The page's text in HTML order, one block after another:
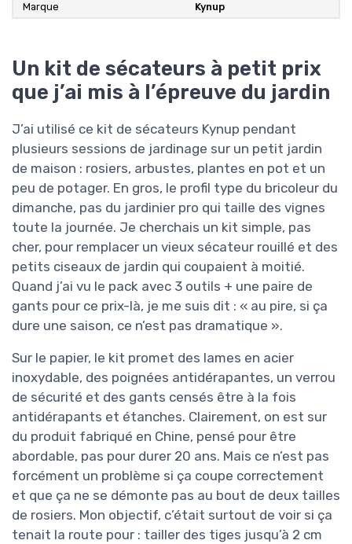
Marque Kynup
Un kit de sécateurs à petit prix
que j’ai mis à l’épreuve du jardin
J’ai utilisé ce kit de sécateurs Kynup pendant
plusieurs sessions de jardinage sur un petit jardin
de maison : rosiers, arbustes, plantes en pot et un
peu de potager. En gros, le profil type du bricoleur du
dimanche, pas du jardinier pro qui taille des vignes
toute la journée. Je cherchais un kit simple, pas
cher, pour remplacer un vieux sécateur rouillé et des
petits ciseaux de jardin qui coupaient à moitié.
Quand j’ai vu le pack avec 3 outils + une paire de
gants pour ce prix-là, je me suis dit : « au pire, si ça
dure une saison, ce n’est pas dramatique ».
Sur le papier, le kit promet des lames en acier
inoxydable, des poignées antidérapantes, un verrou
de sécurité et des gants censés être à la fois
antidérapants et étanches. Clairement, on est sur
du produit fabriqué en Chine, pensé pour être
abordable, pas pour durer 20 ans. Mais ce n’est pas
forcément un problème si ça coupe correctement
et que ça ne se démonte pas au bout de deux tailles
de rosiers. Mon objectif, c’était surtout de voir si ça
tenait la route pour : tailler des tiges jusqu’à 2 cm